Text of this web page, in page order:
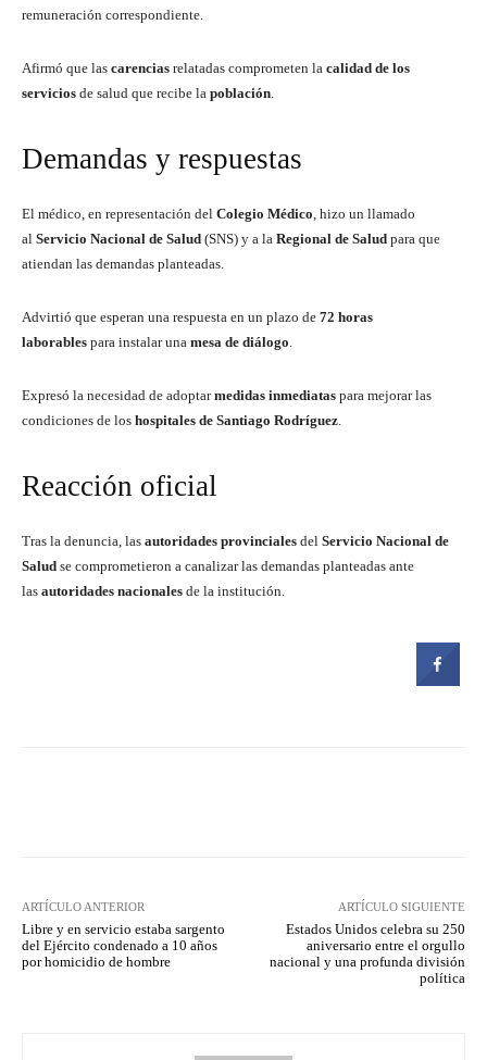
remuneración correspondiente.
Afirmó que las carencias relatadas comprometen la calidad de los
servicios de salud que recibe la población.
Demandas y respuestas
El médico, en representación del Colegio Médico, hizo un llamado
al Servicio Nacional de Salud (SNS) y a la Regional de Salud para que
atiendan las demandas planteadas.
Advirtió que esperan una respuesta en un plazo de 72 horas
laborables para instalar una mesa de diálogo.
Expresó la necesidad de adoptarmedidas inmediatas para mejorar las
condiciones de los hospitales de Santiago Rodríguez.
Reacción oficial
Tras la denuncia, las autoridades provinciales del Servicio Nacional de
Salud se comprometieron a canalizar las demandas planteadas ante
las autoridades nacionales de la institución.
ARTÍCULO ANTERIOR
Libre y en servicio estaba sargento
del Ejército condenado a 10 años
por homicidio de hombre
ARTÍCULO SIGUIENTE
Estados Unidos celebra su 250
aniversario entre el orgullo
nacional y una profunda división
política